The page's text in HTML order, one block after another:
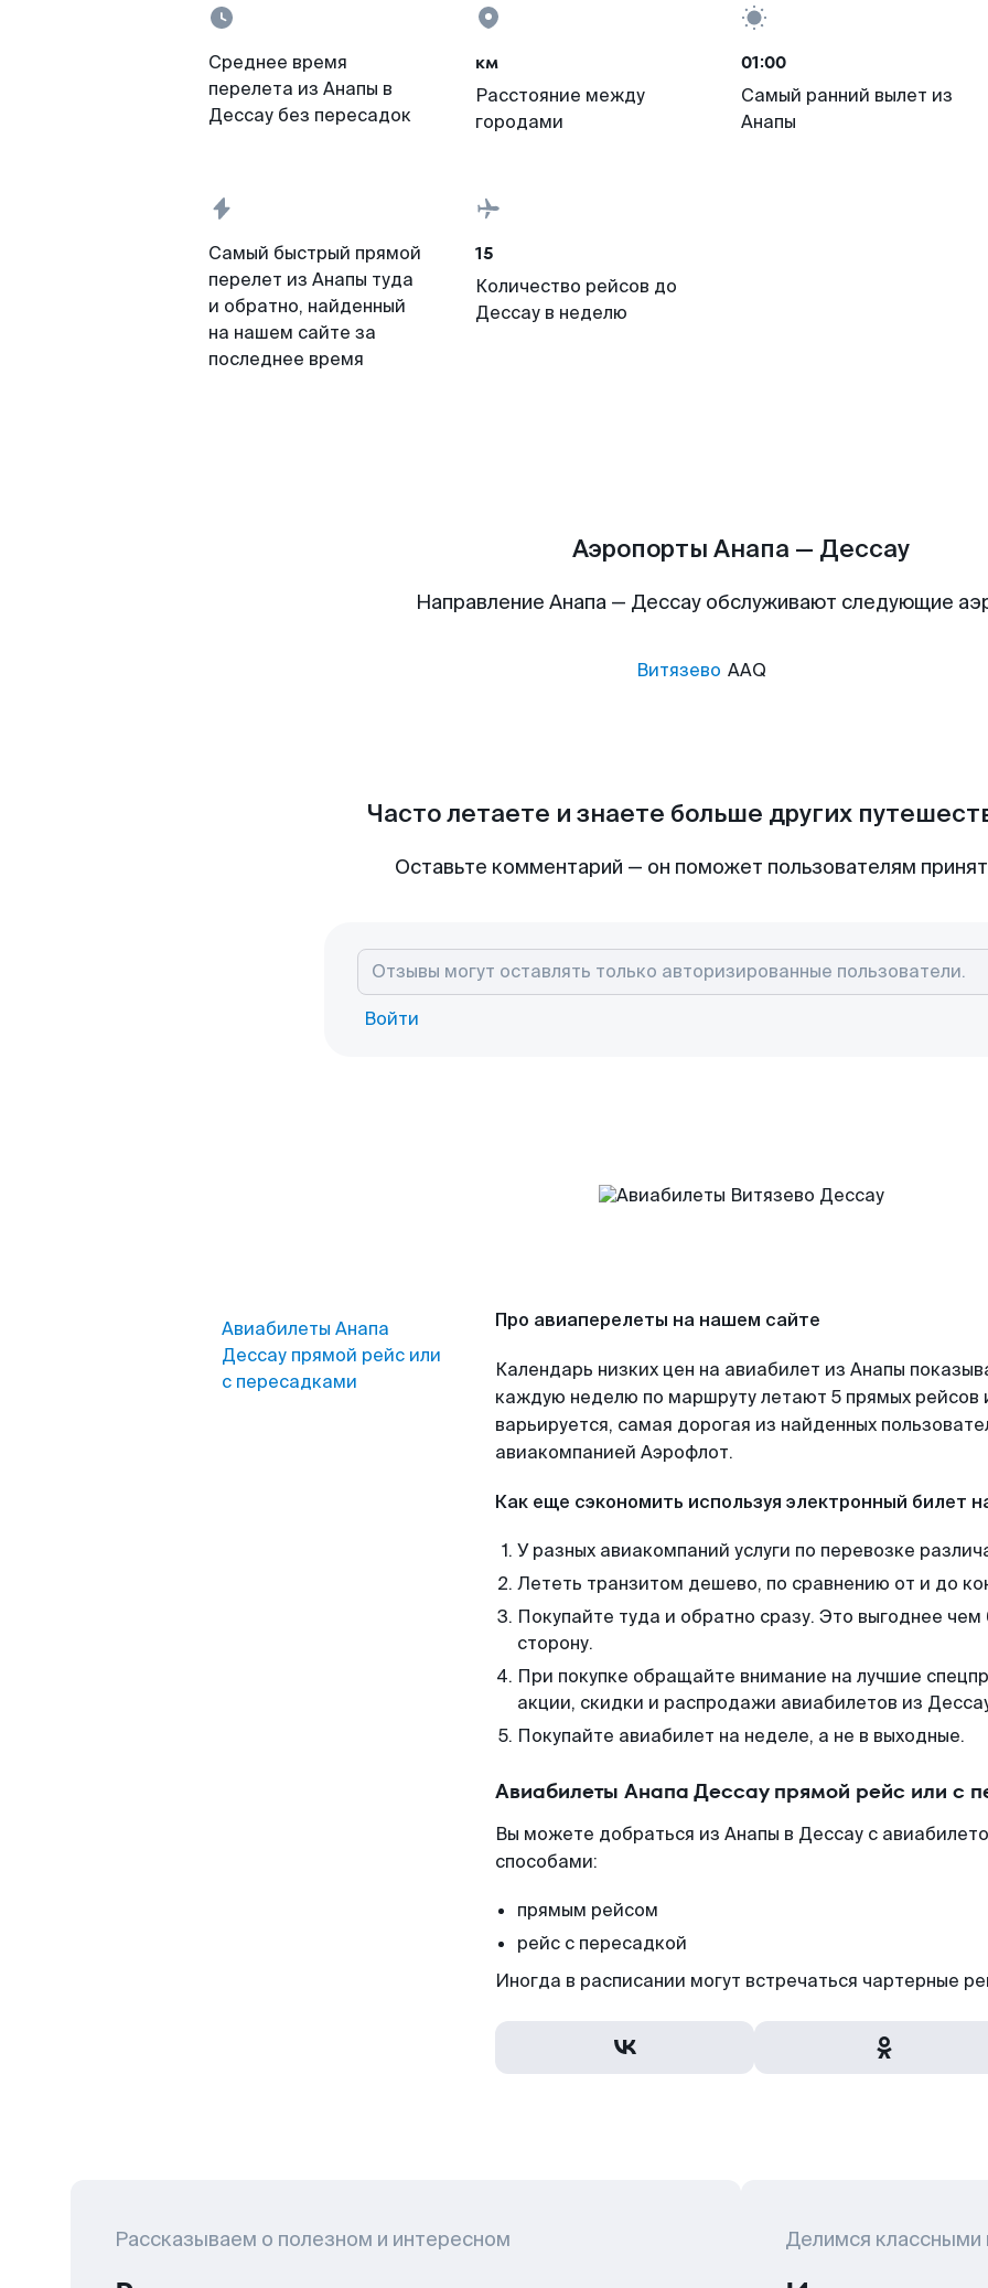
Среднее время
перелета из Анапы в
Дессау без пересадок
км
Расстояние между
городами
01:00
Самый ранний вылет из
Анапы
Самый быстрый прямой
перелет из Анапы туда
и обратно, найденный
на нашем сайте за
последнее время
15
Количество рейсов до
Дессау в неделю
Аэропорты Анапа — Дессау
Направление Анапа — Дессау обслуживают следующие
Витязево AAQ
Часто летаете и знаете больше других
Оставьте комментарий — он поможет пользователям
Войти
Авиабилеты Анапа
Дессау прямой рейс или
с пересадками
Про авиаперелеты на нашем сайте
Календарь низких цен на авиабилет из Анапы
каждую неделю по маршруту летают 5 прямых рейсов
варьируется, самая дорогая из найденных
авиакомпанией Аэрофлот.
Как еще сэкономить используя электронный билет
У разных авиакомпаний услуги по перевозке
Лететь транзитом дешево, по сравнению от и до
Покупайте туда и обратно сразу. Это выгоднее
сторону.
При покупке обращайте внимание на лучшие
акции, скидки и распродажи авиабилетов из
Покупайте авиабилет на неделе, а не в выходные.
Авиабилеты Анапа Дессау прямой рейс или с
Вы можете добраться из Анапы в Дессау с
способами:
прямым рейсом
рейс с пересадкой
Иногда в расписании могут встречаться чартерные
Рассказываем о полезном и интересном Делимся классными